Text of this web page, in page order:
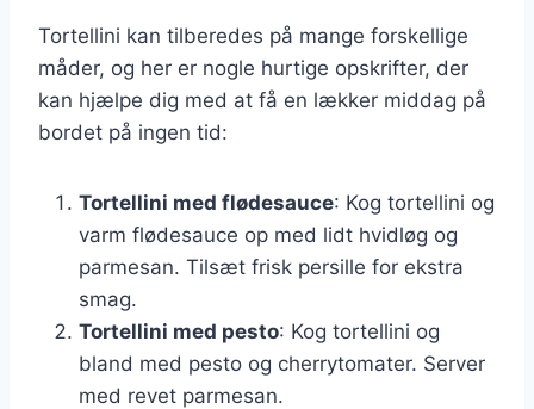
Tortellini kan tilberedes på mange forskellige
måder, og her er nogle hurtige opskrifter, der
kan hjælpe dig med at få en lækker middag på
bordet på ingen tid:
Tortellini med flødesauce: Kog tortellini og
varm flødesauce op med lidt hvidløg og
parmesan. Tilsæt frisk persille for ekstra
smag.
Tortellini med pesto: Kog tortellini og
bland med pesto og cherrytomater. Server
med revet parmesan.